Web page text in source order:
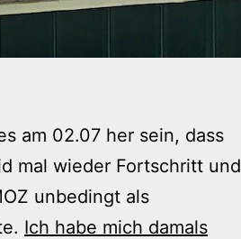
am 02.07 her sein, dass
mal wieder Fortschritt und
unbedingt als
Ich habe mich damals